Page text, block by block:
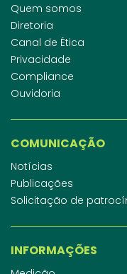
Quem somos
Diretoria
Canal de Ética
Privacidade
Compliance
Ouvidoria
COMUNICAÇÃO
Notícias
Publicações
Solicitação de
INFORMAÇÕES